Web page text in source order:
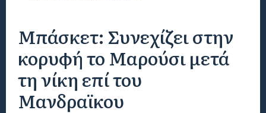
Μπάσκετ: Συνεχίζει στην
κορυφή το Μαρούσι μετά
τη νίκη επί του
Μανδραϊκου